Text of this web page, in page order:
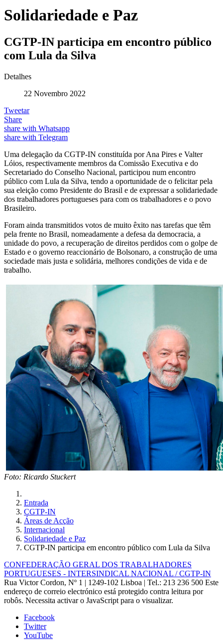
Solidariedade e Paz
CGTP-IN participa em encontro público
com Lula da Silva
Detalhes
22 Novembro 2022
Tweetar
Share
share with Whatsapp
share with Telegram
Uma delegação da CGTP-IN constituída por Ana Pires e Valter
Lóios, respectivamente membros da Comissão Executiva e do
Secretariado do Conselho Nacional, participou num encontro
público com Lula da Silva, tendo a oportunidade de o felicitar pela
sua eleição como Presidente do Brasil e de expressar a solidariedade
dos trabalhadores portugueses para com os trabalhadores e o povo
Brasileiro.
Foram ainda transmitidos votos de muito êxito nas tarefas que têm
pela frente no Brasil, nomeadamente a defesa da democracia, a
unidade do povo, a recuperação de direitos perdidos com o golpe de
Estado e o governo reaccionário de Bolsonaro, a construção de uma
sociedade mais justa e solidária, melhores condições de vida e de
trabalho.
Foto: Ricardo Stuckert
Entrada
CGTP-IN
Áreas de Acção
Internacional
Solidariedade e Paz
CGTP-IN participa em encontro público com Lula da Silva
CONFEDERAÇÃO GERAL DOS TRABALHADORES
PORTUGUESES - INTERSINDICAL NACIONAL / CGTP-IN
Rua Victor Cordon, Nº 1 | 1249-102 Lisboa | Tel.: 213 236 500 Este
endereço de correio electrónico está protegido contra leitura por
robôs. Necessita activar o JavaScript para o visualizar.
Facebook
Twitter
YouTube